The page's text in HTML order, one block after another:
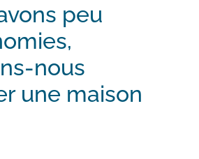
peu
nous
une maison